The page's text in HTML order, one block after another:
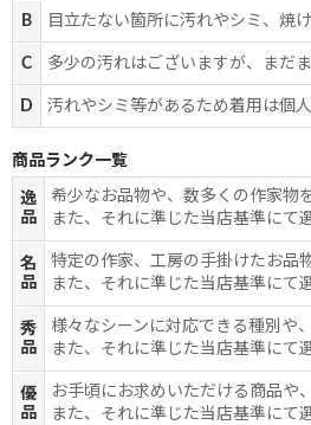
B 目立たない箇所に汚れやシミ、焼
C 多少の汚れはございますが、まだ
D 汚れやシミ等があるため着用は個
商品ランク一覧
逸
品
希少なお品物や、数多くの作家物
また、それに準じた当店基準にて
名
品
特定の作家、工房の手掛けたお品
また、それに準じた当店基準にて
秀
品
様々なシーンに対応できる種別や
また、それに準じた当店基準にて
優
品
お手頃にお求めいただける商品や
また、それに準じた当店基準にて